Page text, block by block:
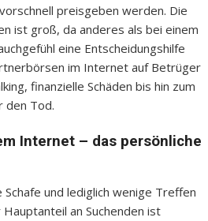
preisgeben werden. Die
ist groß, da anderes als bei einem
eine Entscheidungshilfe
im Internet auf Betrüger
finanzielle Schäden bis hin zum
den Tod.
Internet – das persönliche
und lediglich wenige Treffen
an Suchenden ist